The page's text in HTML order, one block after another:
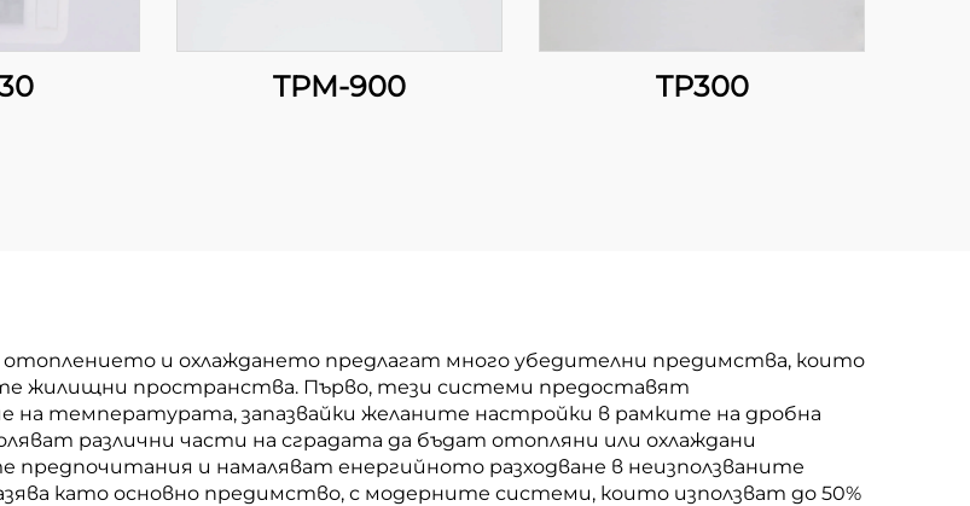
TPM-900 TP300
и охлаждането предлагат много убедителни предимства, които
жилищни пространства. Първо, тези системи предоставят
на температурата, запазвайки желаните настройки в рамките на дробна
различни части на сградата да бъдат отопляни или охлаждани
и намаляват енергийното разходване в неизползваните
като основно предимство, с модерните системи, които използват до 50%